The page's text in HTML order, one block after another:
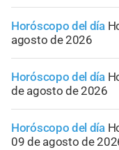
Horóscopo del día
agosto de 2026
Horóscopo del día
de agosto de 2026
Horóscopo del día
09 de agosto de